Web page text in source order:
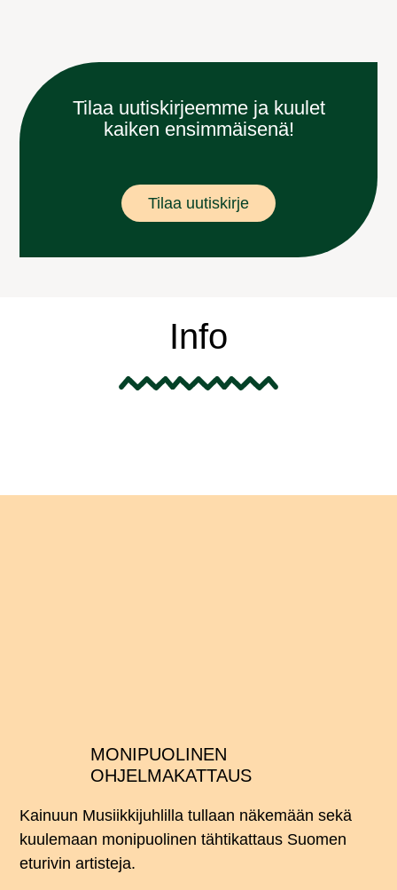
Tilaa uutiskirjeemme ja kuulet
kaiken ensimmäisenä!
Tilaa uutiskirje
Info
MONIPUOLINEN
OHJELMAKATTAUS
Kainuun Musiikkijuhlilla tullaan näkemään sekä
kuulemaan monipuolinen tähtikattaus Suomen
eturivin artisteja.